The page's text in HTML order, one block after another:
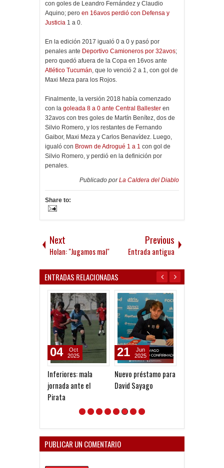
con goles de Leandro Fernández y Claudio
Aquino; pero en 16avos perdió con Defensa y
Justicia 1 a 0.
En la edición 2017 igualó 0 a 0 y pasó por
penales ante Deportivo Camioneros por 32avos;
pero quedó afuera de la Copa en 16vos ante
Atlético Tucumán, que lo venció 2 a 1, con gol de
Maxi Meza para los Rojos.
Finalmente, la versión 2018 había comenzado
con la goleada 8 a 0 ante Central Ballester en
32avos con tres goles de Martín Benítez, dos de
Silvio Romero, y los restantes de Fernando
Gaibor, Maxi Meza y Carlos Benavídez. Luego,
igualó con Brown de Adrogué 1 a 1 con gol de
Silvio Romero, y perdió en la definición por
penales.
Publicado porLa Caldera del Diablo
Share to:
Next
Holan: "Jugamos mal"
Previous
Entrada antigua
ENTRADAS RELACIONADAS
Inferiores: mala
jornada ante el
Pirata
04
Oct
2025
Nuevo préstamo para
David Sayago
21
Jun
2025
PUBLICAR UN COMENTARIO